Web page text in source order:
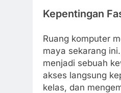
Kepentingan
Ruang komputer
maya sekarang
menjadi sebuah
akses langsung
kelas, dan